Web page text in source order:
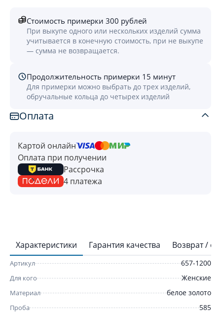
Стоимость примерки 300 рублей
При выкупе одного или нескольких изделий сумма
учитывается в конечную стоимость, при не выкупе
— сумма не возвращается.
Продолжительность примерки 15 минут
Для примерки можно выбрать до трех изделий,
обручальные кольца до четырех изделий
Оплата
Картой онлайн
Оплата при получении
Рассрочка
4 платежа
Характеристики Гарантия качества Возврат /
Артикул 657-1200
Для кого Женские
Материал белое золото
Проба 585